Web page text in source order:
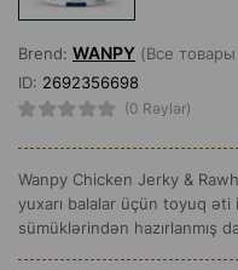
Brend: WANPY (Все
ID: 2692356698
(0 Rəylər)
Wanpy Chicken Jerky &
yuxarı balalar üçün toyuq əti
sümüklərindən hazırlanmış